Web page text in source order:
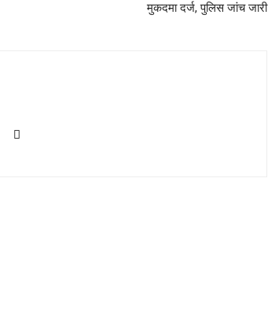
मुकदमा दर्ज, पुलिस जांच जारी